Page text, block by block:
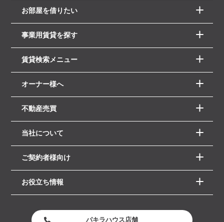
お部屋を借りたい
事業用賃貸を探す
賃貸検索メニュー
オーナー様へ
不動産売買
当社について
ご契約者様向け
お役立ち情報
パキラハウス店舗